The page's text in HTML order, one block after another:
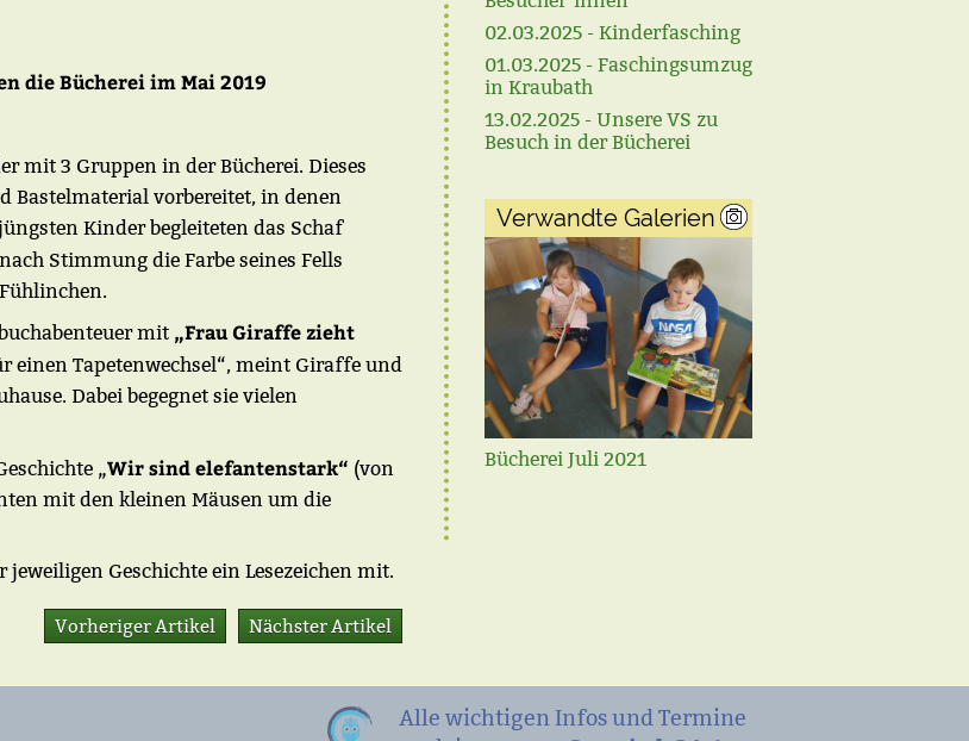
die Bücherei im Mai 2019
mit 3 Gruppen in der Bücherei. Dieses
Bastelmaterial vorbereitet, in denen
Kinder begleiteten das Schaf
Stimmung die Farbe seines Fells
mit „Frau Giraffe zieht
einen Tapetenwechsel“, meint Giraffe und
Dabei begegnet sie vielen
„Wir sind elefantenstark“ (von
mit den kleinen Mäusen um die
Geschichte ein Lesezeichen mit.
Nächster Artikel
Vorheriger Artikel
02.03.2025 - Kinderfasching
01.03.2025 - Faschingsumzug
in Kraubath
13.02.2025 - Unsere VS zu
Besuch in der Bücherei
Verwandte Galerien
Bücherei Juli 2021
Ohren auf September
Alle wichtigen Infos und Termine